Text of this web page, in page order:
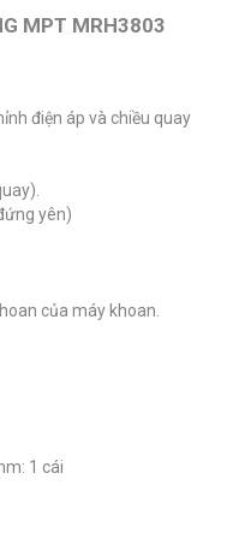
MPT MRH3803
điện áp và chiều quay
yên)
của máy khoan.
1 cái